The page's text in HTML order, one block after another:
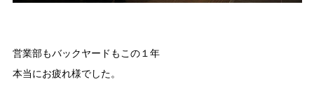
営業部もバックヤードもこの１年
本当にお疲れ様でした。